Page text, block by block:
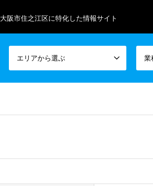
大阪市住之江区に特化した情報サイト
エリアから選ぶ 業